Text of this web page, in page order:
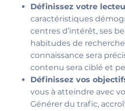
Définissez votre
caractéristiques
centres d’intérêt, ses
habitudes de
connaissance sera
contenu sera ciblé et
Définissez vos
vous à atteindre avec
Générer du trafic,